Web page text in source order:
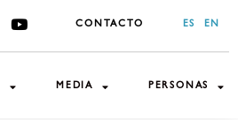
CONTACTO ES EN
MEDIA PERSONAS